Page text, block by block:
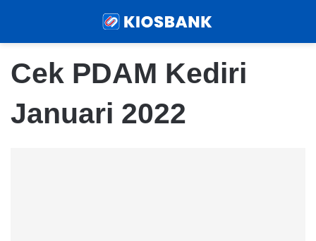
Cek PDAM Kediri
Januari 2022